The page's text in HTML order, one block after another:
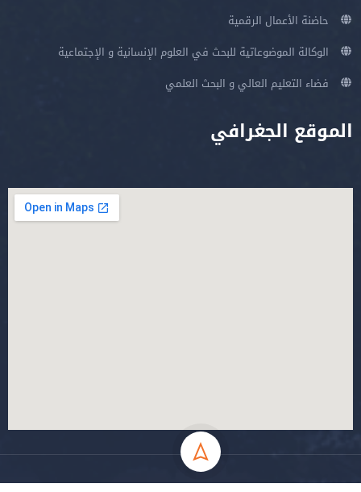
حاضنة الأعمال الرقمية
الوكالة الموضوعاتية للبحث في العلوم الإنسانية و الإجتماعية
فضاء التعليم العالي و البحث العلمي
الموقع الجغرافي
جميع الحقوق محفوظة جامعة المسيلة - 2024